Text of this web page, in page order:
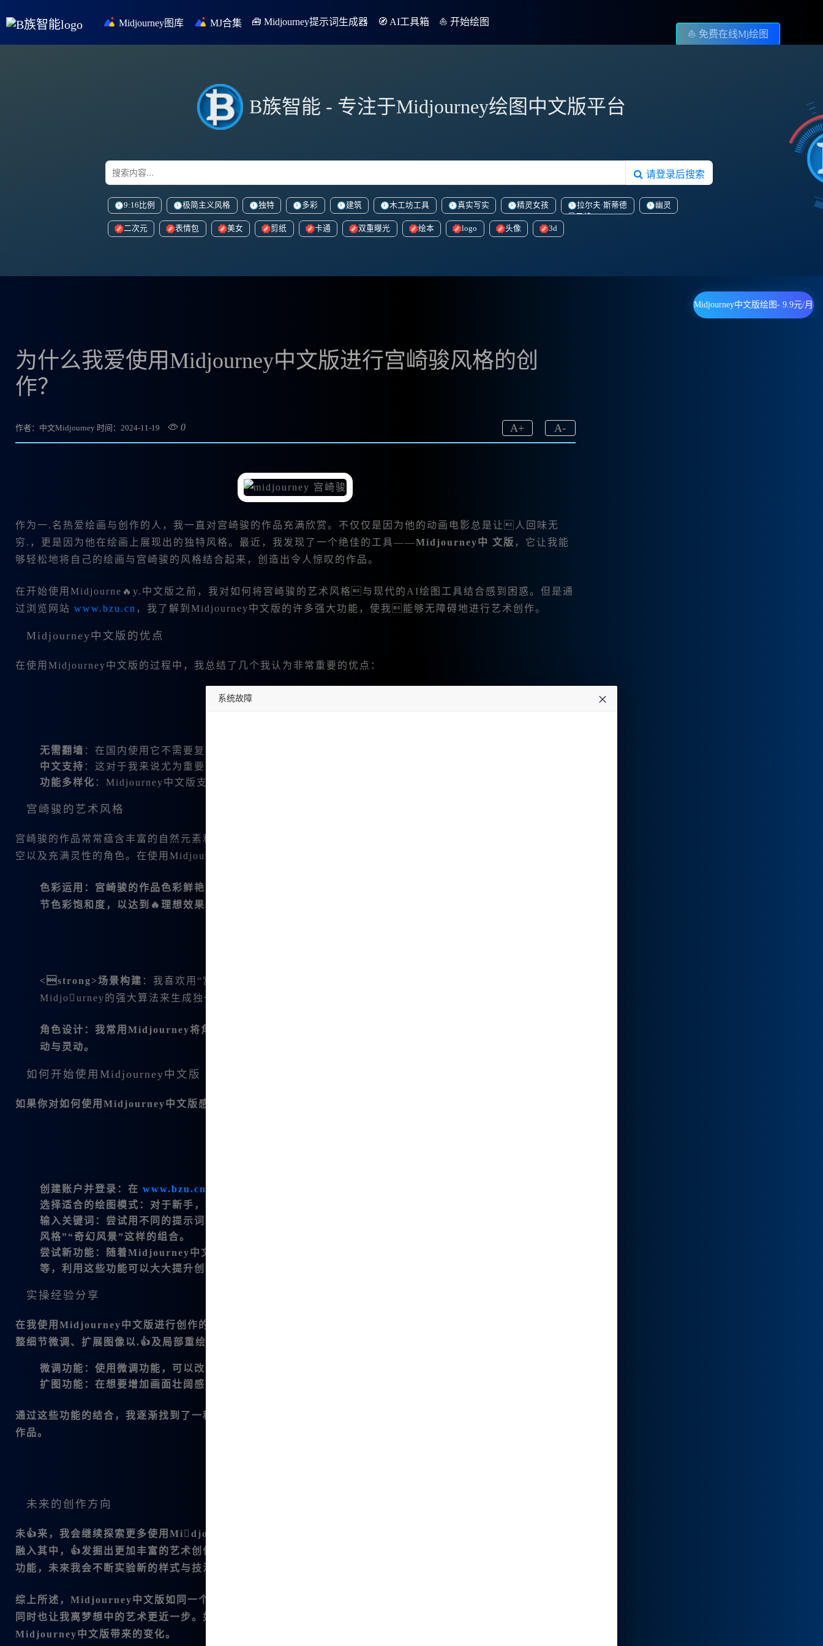
Midjourney图库 MJ合集 🧰 Midjourney提示词生成器 🧭 AI工具箱
⛵️ 开始绘图
⛵️ 免费在线Mj绘图
B族智能 - 专注于Midjourney绘图中文版平台
请登录后搜索
9:16比例 极简主义风格 独特 多彩 建筑 木工坊工具 真实写实 精灵女孩
拉尔夫·斯蒂德
曼风格
幽灵
二次元 表情包 美女 剪纸 卡通 双重曝光 绘本 logo 头像 3d
Midjourney中文版绘图- 9.9元/月
为什么我爱使用Midjourney中文版进行宫崎骏风格的创
作？
作者：中文Midjourney 时间：2024-11-19 0 A-
A+
作为一.名热爱绘画与创作的人，我一直对宫崎骏的作品充满欣赏。不仅仅是因为他的动画电影总是让人回味无
穷.，更是因为他在绘画上展现出的独特风格。最近，我发现了一个绝佳的工具——Midjourney中 文版 ，它让我能
够轻松地将自己的绘画与宫崎骏的风格结合起来，创造出令人惊叹的作品。
在开始使用Midjourne🔥y.中文版之前，我对如何将宫崎骏的艺术风格与现代的AI绘图工具结合感到困惑。但是通
过浏览网站 www.bzu.cn ，我了解到Midjourney中文版的许多强大功能，使我能够无障碍地进行艺术创作。
Midjourney中文版的优点
在使用Midjourney中文版的过程中，我总结了几个我认为非常重要的优点：
无需翻墙 ：在国内使用它不需要复杂的科学上网工具，直接开启绘画之旅。
中文支持 ：这对于我来说尤为重要，我可以直接用中文输入提示词，极大提高了我的创作效率。
功能多样化 ：Midjourney中文版支持多种绘图模式，包括文生图、图生图等，让创作思路变得更加开放。
宫崎骏的艺术风格
宫崎骏的作品常常蕴含丰富的自然元素和幻想色彩。他的动画场景中，总能看到生机勃勃的植物、绚丽多姿的天👍
空以及充满灵性的角色。在使用Midjourney中文版时，我常常会想如何用现代技术重现|👍这种感觉。
色彩运用：宫崎骏的作品色彩鲜艳且富有层次感😊，利用Midjourney中文的图片编辑功能，我可以轻松调
节色彩饱和度，以达到🔥理想效果。
<strong>场景构建 ：我喜欢用“宫崎骏风格的森林”和“梦幻||的天空”这样的关键词进行绘画，利用
Midjourney的强大算法来生成独一无二的场景。
角色设计：我常用Midjourney将角色😊与其背景结合，👍设计出充满魔力的幻想生物，模拟宫崎骏角色的生
动与灵动。
如何开始使用Midjourney中文版
如果你对如何使用Midjourney中文版感到疑惑，以下是我个人的一些建议：
创建账户并登录 ：在 www.bzu.cn
选择适合的绘图模式 ：对于新手，我建议可以先从Basic版开始，熟悉界面和多样的功能。
输入关键词 ：尝试用不同的提示词组合进行绘制，这样可以激发你不同的创作灵感。例如，我常常使用“宫崎骏
风格”“奇幻风景”这样的组合。
尝试新功能 ：随着Midjourney中文版的更新，许多新功能不断加入，例如一键分割图片、一键下载四宫格图
等，利用这些功能可以大大提升创作效率。
实操经验分享
在我使用Midjourney中文版进行创作的过程中，曾经遇到过不少问题，比如如何处理生成的图.像质量？我通过调
整细节微调、扩展图像以.👍及局部重绘等方式，让我的作.品更加完美。
微调功能 ：使用微调功能，可以改善一些细节模糊的地方，例如调整角色的面部表情。
扩图功能 ：在想要增加画面壮阔感时，使用扩图功能，可以有效增添画面的深度与广度。
通过这些功能的结合，我逐渐找到了一种合适自己的创作方式，借助Midjourney中文版产生了不少令人感动的艺术
作品。
未来的创作方向
未👍来，我会继续探索更多使用Midjourney中文版与宫崎骏风格结合的可能性。或 许，我会尝试将其他艺术风格
融入其中，👍发掘出更加丰富的艺术创作方式。根据现有的数据，Midjourney中文版已|经集成了最新版本的多种
功能，未來我会不断实验新的样式与技法。
综上所述，Midjourney中文版如同一个艺术魔法箱，里面蕴藏着无限可能。每一次的创作都让我感受到新的快乐，
同时也让我离梦想中的艺术更近一步。如果你也想体验这种乐趣，我强烈建议你访问
Midjourney中文版带来的变化。
系统故障